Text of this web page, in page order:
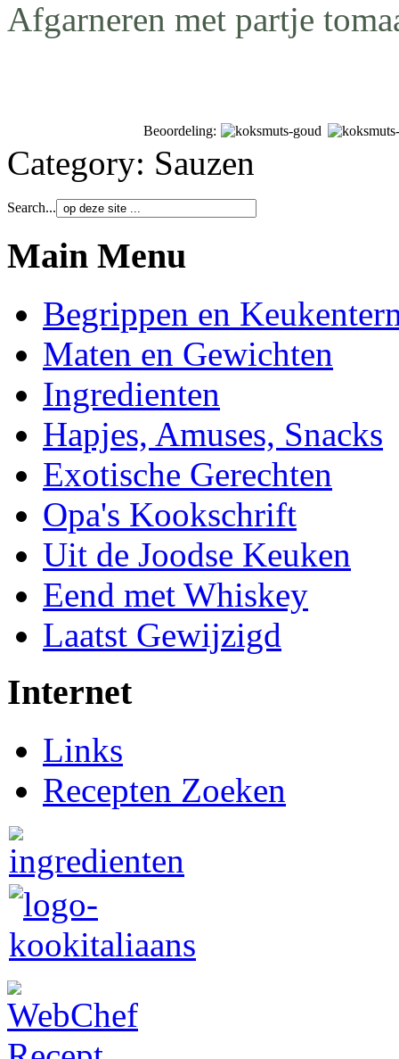
Afgarneren met partje
Beoordeling:
Category: Sauzen
Search...
Main Menu
Begrippen en
Maten en Gewichten
Ingredienten
Hapjes, Amuses, Snacks
Exotische Gerechten
Opa's Kookschrift
Uit de Joodse Keuken
Eend met Whiskey
Laatst Gewijzigd
Internet
Links
Recepten Zoeken